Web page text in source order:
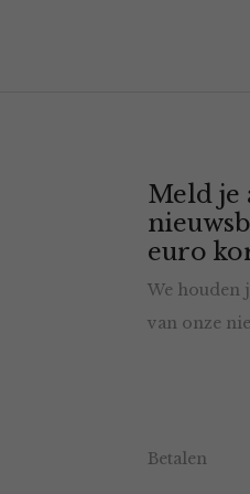
Meld je
euro
We houden
van onze
Betalen